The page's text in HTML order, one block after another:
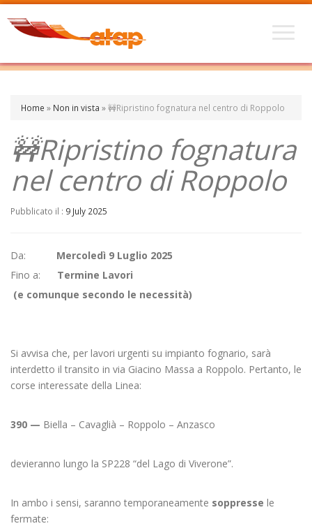
Home » Non in vista »🚧Ripristino fognatura nel centro di Roppolo
🚧Ripristino fognatura
nel centro di Roppolo
Pubblicato il : 9 July 2025
Da: Mercoledì 9 Luglio 2025
Fino a: Termine Lavori
(e comunque secondo le necessità)
Si avvisa che, per lavori urgenti su impianto fognario, sarà
interdetto il transito in via Giacino Massa a Roppolo. Pertanto, le
corse interessate della Linea:
390 — Biella – Cavaglià – Roppolo – Anzasco
devieranno lungo la SP228 “del Lago di Viverone”.
In ambo i sensi, saranno temporaneamente soppresse le
fermate: